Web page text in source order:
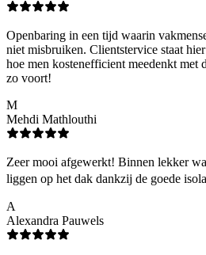
Openbaring in een tijd waarin
niet misbruiken. Clientstervice staat
hoe men kostenefficient meedenkt
zo voort!
M
Mehdi Mathlouthi
Zeer mooi afgewerkt! Binnen lekker
liggen op het dak dankzij de goede
A
Alexandra Pauwels